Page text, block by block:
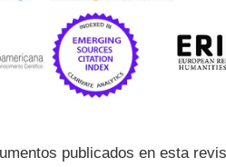
publicados en esta